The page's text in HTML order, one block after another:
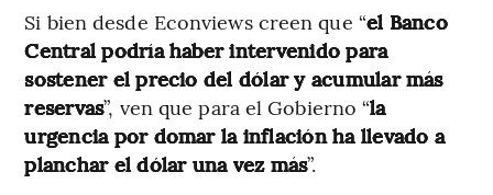
Si bien desde Econviews creen que “el Banco
Central podría haber intervenido para
sostener el precio del dólar y acumular más
reservas”, ven que para el Gobierno “la
urgencia por domar la inflación ha llevado a
planchar el dólar una vez más”.